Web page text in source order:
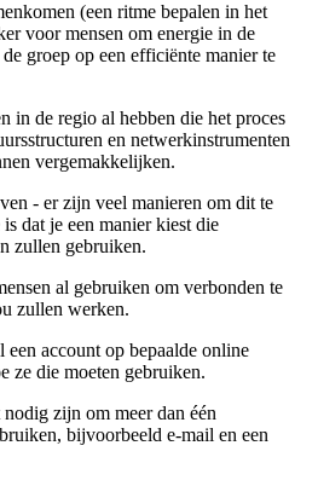
(een ritme bepalen in het
voor mensen om energie in de
groep op een efficiënte manier te
in de regio al hebben die het proces
en netwerkinstrumenten
vergemakkelijken.
- er zijn veel manieren om dit te
dat je een manier kiest die
zullen gebruiken.
al gebruiken om verbonden te
zullen werken.
een account op bepaalde online
ze die moeten gebruiken.
zijn om meer dan één
bijvoorbeeld e-mail en een